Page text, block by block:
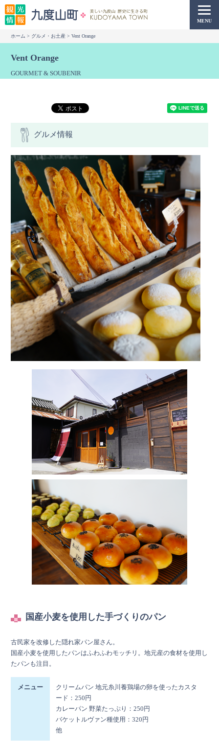
本
文
へ
MENU
ホーム > グルメ・お土産 > Vent Orange
Vent Orange
GOURMET & SOUBENIR
グルメ情報
国産小麦を使用した手づくりのパン
古民家を改修した隠れ家パン屋さん。
国産小麦を使用したパンはふわふわモッチリ。地元産の食材を使用し
たパンも注目。
メニュー
クリームパン 地元糸川養鶏場の卵を使ったカスタ
ード：250円
カレーパン 野菜たっぷり：250円
バケットルヴァン種使用：320円
他